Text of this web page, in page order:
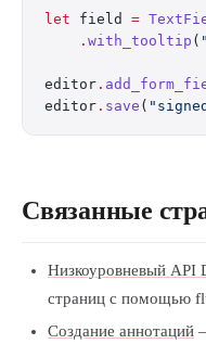
let field =
    .
with_tooltip (
editor .
editor . save (
Связанные
Низкоуровневый API
страниц с помощью
Создание аннотаций